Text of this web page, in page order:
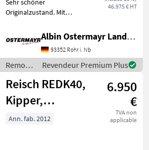
46.975 € HT
Sehr schöner
Originalzustand. Mit
Mit Zwangslenkung K50
Essieux (nombre): Essieu
tandem, Paroi arrière
automatique Remorques
Remorques benn
Albin Ostermayr Landmaschinenhandel e.K.
93352 Rohr i. Nb
Remorques
/ Reisch
Revendeur Premium Plus
Reisch REDK40,
Kipper,
Anhänger,
6.950
€
TVA non
applicable
Ann. fab. 2012